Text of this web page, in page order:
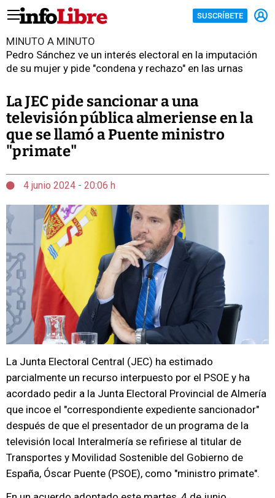
SUSCRÍBETE
MINUTO A MINUTO
Pedro Sánchez ve un interés electoral en la imputación
de su mujer y pide "condena y rechazo" en las urnas
La JEC pide sancionar a una
televisión pública almeriense en la
que se llamó a Puente ministro
"primate"
4 junio 2024 - 20:06 h
La Junta Electoral Central (JEC) ha estimado
parcialmente un recurso interpuesto por el PSOE y ha
acordado pedir a la Junta Electoral Provincial de Almería
que incoe el "correspondiente expediente sancionador"
después de que el presentador de un programa de la
televisión local Interalmería se refiriese al titular de
Transportes y Movilidad Sostenible del Gobierno de
España, Óscar Puente (PSOE), como "ministro primate".